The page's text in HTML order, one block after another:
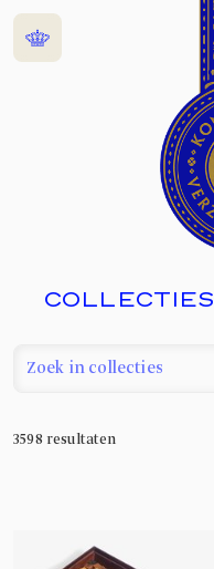
Home
COLLECTIES
3598 resultaten